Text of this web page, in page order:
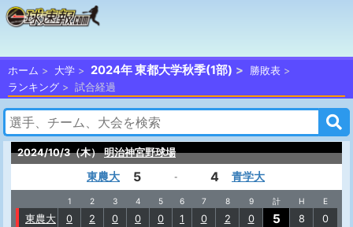
ホーム 大学 2024年 東都大学秋季(1部)
勝敗表
ランキング
試合経過
2024/10/3（木） 明治神宮野球場
東農大 5 - 4 青学大
1 2 3 4 5 6 7 8 9 計 H E
東農大 0 2 0 0 0 1 0 2 0 5 8
0